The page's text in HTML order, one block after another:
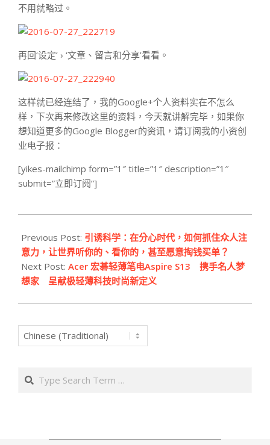
不用就略过。
再回‘设定’ › ‘文章、留言和分享’看看。
这样就已经连结了，我的Google+个人资料实在不怎么
样，下次再来修改这里的资料，今天就讲解完毕，如果你
想知道更多的Google Blogger的资讯，请订阅我的小资创
业电子报：
[yikes-mailchimp form=”1″ title=”1″ description=”1″
submit=”立即订阅”]
08-
02
Previous Post: 引诱科学：在分心时代，如何抓住众人注
意力，让世界听你的、看你的，甚至愿意掏钱买单？
Next Post: Acer 宏碁轻薄笔电Aspire S13 携手名人梦
想家 呈献极轻薄科技时尚新定义
Search